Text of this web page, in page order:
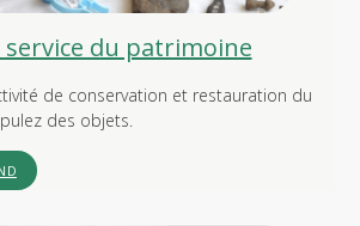
service du patrimoine
de conservation et restauration du
des objets.